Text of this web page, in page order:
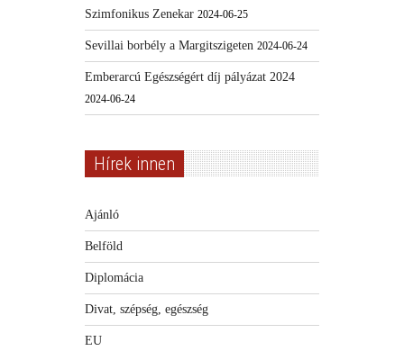
Szimfonikus Zenekar 2024-06-25
Sevillai borbély a Margitszigeten 2024-06-24
Emberarcú Egészségért díj pályázat 2024
2024-06-24
Hírek innen
Ajánló
Belföld
Diplomácia
Divat, szépség, egészség
EU